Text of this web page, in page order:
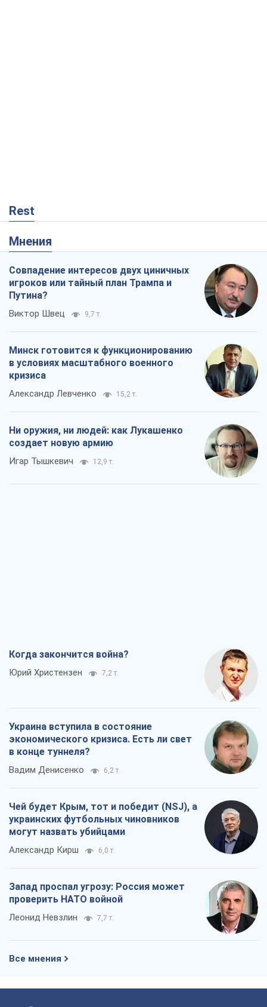
Rest
Мнения
Совпадение интересов двух циничных
игроков или тайный план Трампа и
Путина?
Виктор Швец 9,7 т.
Минск готовится к функционированию
в условиях масштабного военного
кризиса
Александр Левченко 15,2 т.
Ни оружия, ни людей: как Лукашенко
создает новую армию
Игар Тышкевич 12,9 т.
Когда закончится война?
Юрий Христензен 7,2 т.
Украина вступила в состояние
экономического кризиса. Есть ли свет
в конце туннеля?
Вадим Денисенко 6,2 т.
Чей будет Крым, тот и победит (NSJ), а
украинских футбольных чиновников
могут назвать убийцами
Александр Кирш 6,0 т.
Запад проспал угрозу: Россия может
проверить НАТО войной
Леонид Невзлин 7,7 т.
Все мнения